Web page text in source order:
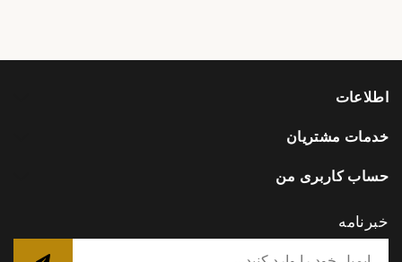
اطلاعات
خدمات مشتریان
حساب کاربری من
خبرنامه